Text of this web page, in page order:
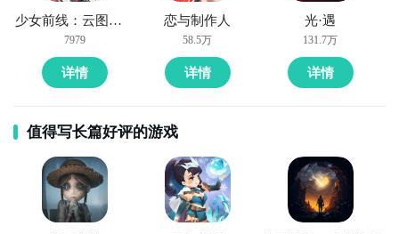
钢琴块2自制版znmod什么时候公测？公测
时间提前预
知，有三大方法，下边就让九游独家来为您揭秘吧！
方法一： 关注九游钢琴块2自制版znmod大事件
步骤1：百度搜索“九游钢琴块2自制版znmod
步骤2：关注大事件列表，每次钢琴块2自制版znmod测
试的时间都会最新发布，这是九游独家的哦；
少女前线：云图计划
7979
详情
恋与制作人
58.5万
详情
光·遇
131.7万
详情
值得写长篇好评的游戏